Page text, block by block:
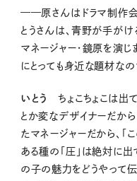
——原さんはドラマ制作会
とうさんは、青野が手が
マネージャー・鏡原を演じ
にとっても身近な題材なの
いとう
ちょこちょこは出
とか変なデザイナーだから
たマネージャーだから、「
ある種の「圧」は絶対に出
の子の魅力をどうやって伝